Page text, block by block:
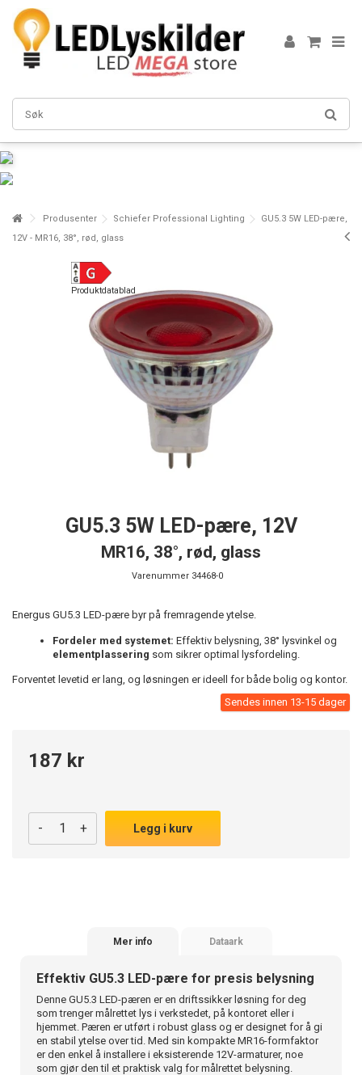
Produsenter Schiefer Professional Lighting
GU5.3 5W LED-pære,
12V - MR16, 38°, rød, glass
Produktdatablad
GU5.3 5W LED-pære, 12V
MR16, 38°, rød, glass
Varenummer 34468-0
Energus GU5.3 LED-pære byr på fremragende ytelse.
Fordeler med systemet: Effektiv belysning, 38° lysvinkel og
elementplassering som sikrer optimal lysfordeling.
Forventet levetid er lang, og løsningen er ideell for både bolig og kontor.
Sendes innen 13-15 dager
187 kr
- + Legg i kurv
Mer info Dataark
Effektiv GU5.3 LED-pære for presis belysning
Denne GU5.3 LED-pæren er en driftssikker løsning for deg
som trenger målrettet lys i verkstedet, på kontoret eller i
hjemmet. Pæren er utført i robust glass og er designet for å gi
en stabil ytelse over tid. Med sin kompakte MR16-formfaktor
er den enkel å installere i eksisterende 12V-armaturer, noe
som gjør den til et praktisk valg for målrettet belysning.